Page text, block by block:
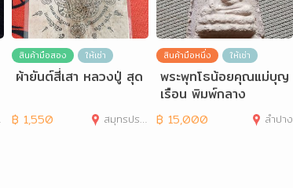
สินค้ามือสอง ให้เช่า
ผ้ายันต์สี่เสา หลวงปู่ สุด
฿ 1,550 สมุทรปราการ
สินค้ามือหนึ่ง ให้เช่า
พระพุทโธน้อยคุณแม่บุญ
เรือน พิมพ์กลาง
฿ 15,000 ลำปาง